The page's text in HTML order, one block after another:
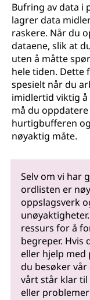
Bufring av data i
lagrer data
raskere. Når du
dataene, slik at
uten å måtte
hele tiden. Dette
spesielt når du
imidlertid viktig å
må du
hurtigbufferen
nøyaktig måte.
Selv om vi har
ordlisten er
oppslagsverk
ressurs for å
begreper.
eller hjelp med
du besøker
vårt står klar til
eller